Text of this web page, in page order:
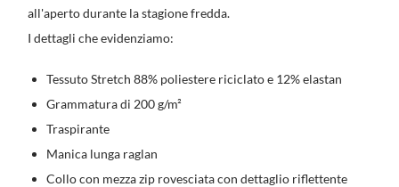
all'aperto durante la stagione fredda.
I dettagli che evidenziamo:
Tessuto Stretch 88% poliestere riciclato e 12% elastan
Grammatura di 200 g/m²
Traspirante
Manica lunga raglan
Collo con mezza zip rovesciata con dettaglio riflettente